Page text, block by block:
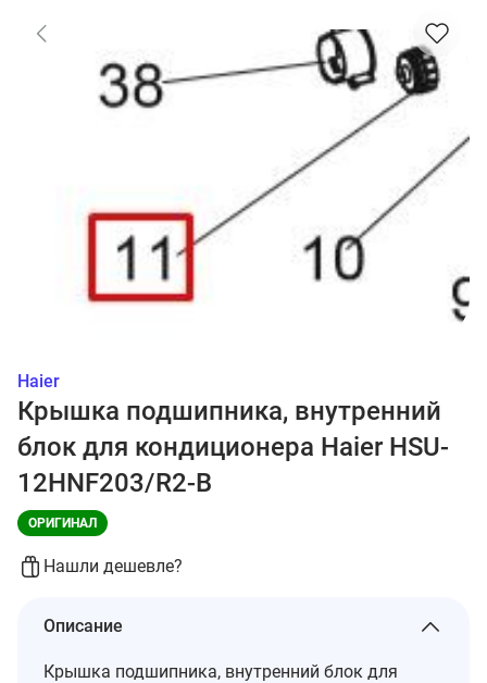
Haier
Крышка подшипника, внутренний
блок для кондиционера Haier HSU-
12HNF203/R2-B
ОРИГИНАЛ
Нашли дешевле?
Описание
Крышка подшипника, внутренний блок для